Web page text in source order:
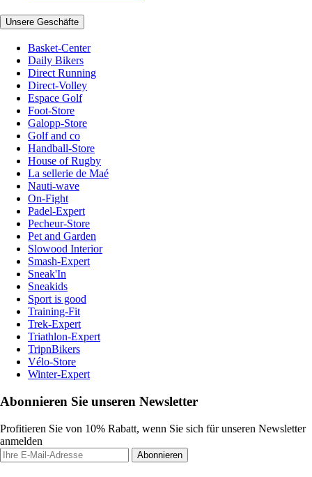
Unsere Geschäfte
Basket-Center
Daily Bikers
Direct Running
Direct-Volley
Espace Golf
Foot-Store
Galopp-Store
Golf and co
Handball-Store
House of Rugby
La sellerie de Maé
Nauti-wave
On-Fight
Padel-Expert
Pecheur-Store
Pet and Garden
Slowood Interior
Smash-Expert
Sneak'In
Sneakids
Sport is good
Training-Fit
Trek-Expert
Triathlon-Expert
TripnBikers
Vélo-Store
Winter-Expert
Abonnieren Sie unseren Newsletter
Profitieren Sie von 10% Rabatt, wenn Sie sich für unseren Newsletter
anmelden
Abonnieren